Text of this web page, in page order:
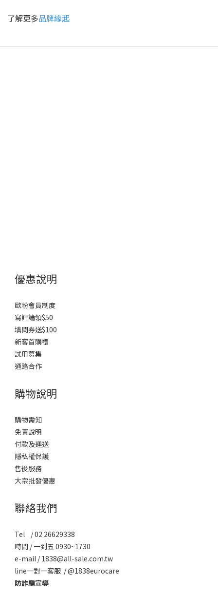
了解更多品牌緣起
優惠說明
歐粉會員制度
寫評論領$50
填問券送$100
新客首購禮
試用募集
通路合作
購物說明
購物需知
免責說明
付款及運送
隱私權保護
售後服務
大宗批發優惠
聯絡我們
Tel / 02 26629338
時間 / 一到五 0930~1730
e-mail / 1838@all-sale.com.tw
line一對一客服 / @1838eurocare
防詐騙宣導